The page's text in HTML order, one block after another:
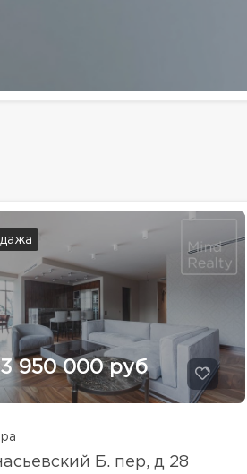
950 000 руб
Б. пер, д 28